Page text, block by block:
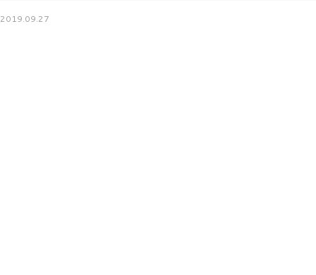
2019.09.27